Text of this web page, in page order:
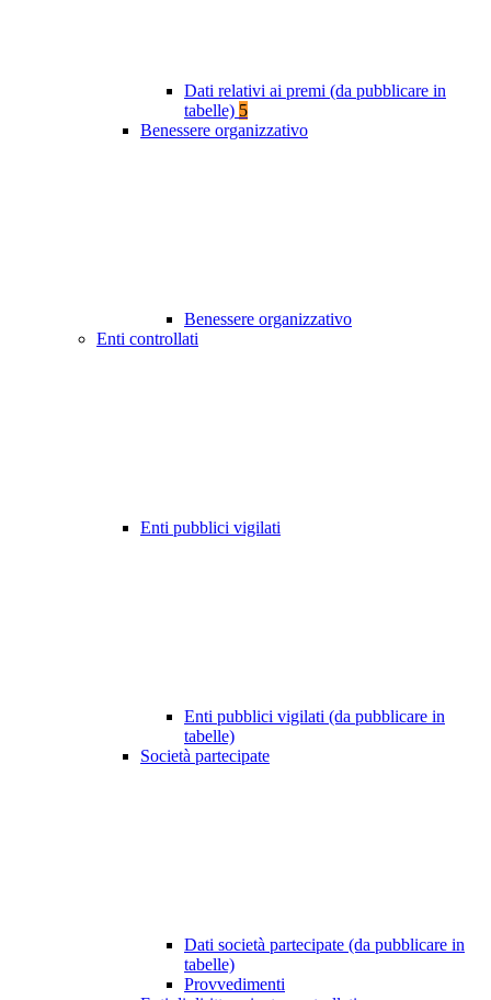
Dati relativi ai premi (da pubblicare in
tabelle) 5
Benessere organizzativo
Benessere organizzativo
Enti controllati
Enti pubblici vigilati
Enti pubblici vigilati (da pubblicare in
tabelle)
Società partecipate
Dati società partecipate (da pubblicare in
tabelle)
Provvedimenti